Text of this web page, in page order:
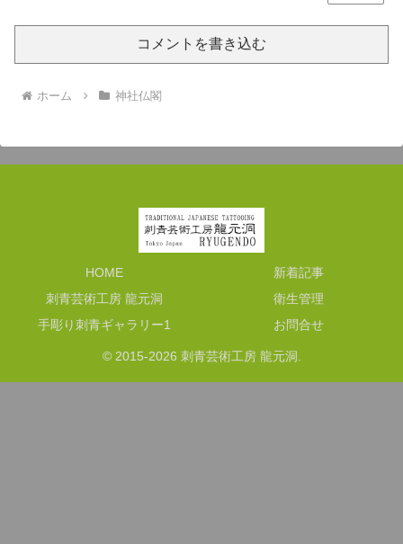
コメントを書き込む
ホーム 神社仏閣
HOME
新着記事
刺青芸術工房 龍元洞
衛生管理
手彫り刺青ギャラリー1
お問合せ
© 2015-2026 刺青芸術工房 龍元洞.